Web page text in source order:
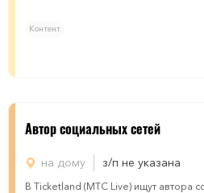
Контент
Автор социальных сетей
на дому з/п не указана
В Ticketland (МТС Live) ищут автора